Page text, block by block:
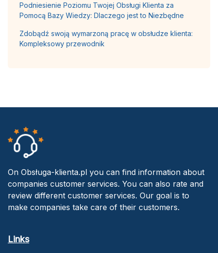
Podniesienie Poziomu Twojej Obsługi Klienta za
Pomocą Bazy Wiedzy: Dlaczego jest to Niezbędne
Zdobądź swoją wymarzoną pracę w obsłudze klienta:
Kompleksowy przewodnik
On Obsługa-klienta.pl you can find information about
companies customer services. You can also rate and
review different customer services. Our goal is to
make companies take care of their customers.
Links